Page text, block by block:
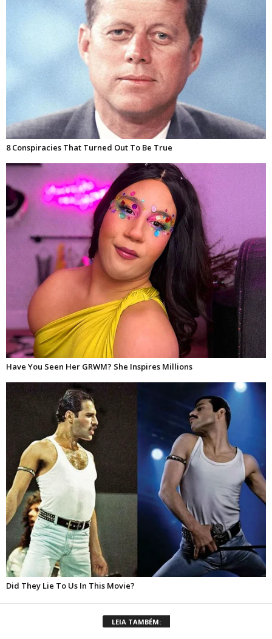
LEIA TAMBÉM: